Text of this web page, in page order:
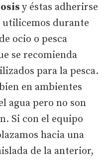
y éstas adherirse
utilicemos durante
ocio o pesca
se recomienda
para la pesca.
en ambientes
agua pero no son
Si con el equipo
hacia una
de la anterior,